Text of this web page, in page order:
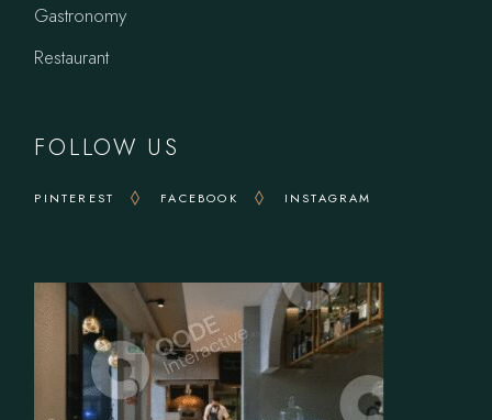
Gastronomy
Restaurant
FOLLOW US
PINTEREST FACEBOOK INSTAGRAM